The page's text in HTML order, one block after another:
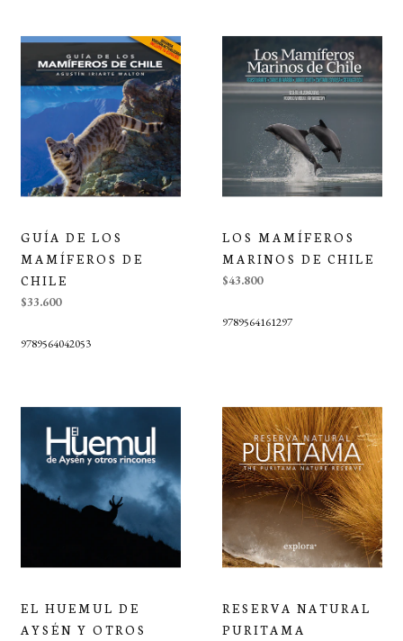
GUÍA DE LOS
MAMÍFEROS DE
CHILE
$33.600
9789564042053
LOS MAMÍFEROS
MARINOS DE CHILE
$43.800
9789564161297
EL HUEMUL DE
AYSÉN Y OTROS
RESERVA NATURAL
PURITAMA